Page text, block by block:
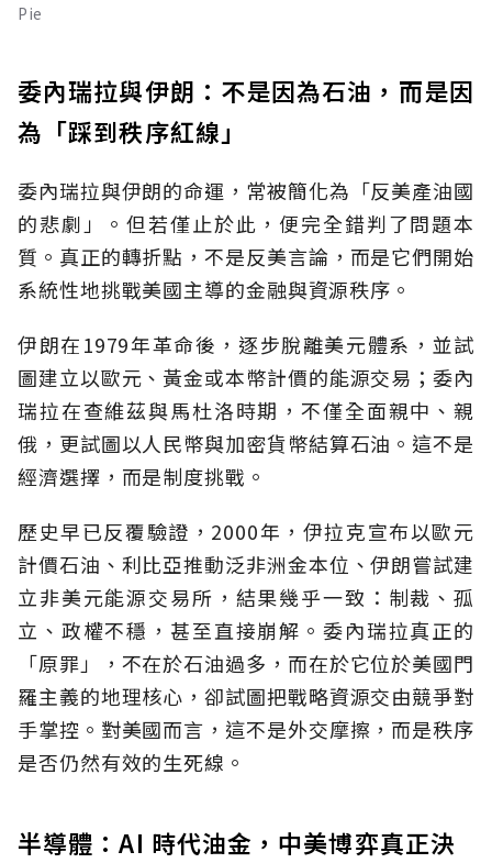
Pie
委內瑞拉與伊朗：不是因為石油，而是因
為「踩到秩序紅線」
委內瑞拉與伊朗的命運，常被簡化為「反美產油國
的悲劇」。但若僅止於此，便完全錯判了問題本
質。真正的轉折點，不是反美言論，而是它們開始
系統性地挑戰美國主導的金融與資源秩序。
伊朗在1979年革命後，逐步脫離美元體系，並試
圖建立以歐元、黃金或本幣計價的能源交易；委內
瑞拉在查維茲與馬杜洛時期，不僅全面親中、親
俄，更試圖以人民幣與加密貨幣結算石油。這不是
經濟選擇，而是制度挑戰。
歷史早已反覆驗證，2000年，伊拉克宣布以歐元
計價石油、利比亞推動泛非洲金本位、伊朗嘗試建
立非美元能源交易所，結果幾乎一致：制裁、孤
立、政權不穩，甚至直接崩解。委內瑞拉真正的
「原罪」，不在於石油過多，而在於它位於美國門
羅主義的地理核心，卻試圖把戰略資源交由競爭對
手掌控。對美國而言，這不是外交摩擦，而是秩序
是否仍然有效的生死線。
半導體：AI 時代油金，中美博弈真正決